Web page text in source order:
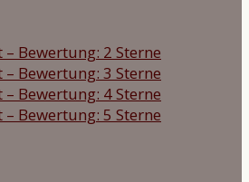
– Bewertung: 2 Sterne
– Bewertung: 3 Sterne
– Bewertung: 4 Sterne
– Bewertung: 5 Sterne